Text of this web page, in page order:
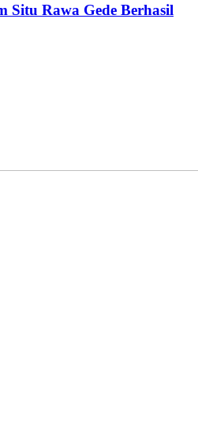
Situ Rawa Gede Berhasil